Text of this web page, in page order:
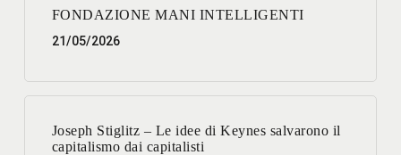
FONDAZIONE MANI INTELLIGENTI
21/05/2026
Joseph Stiglitz – Le idee di Keynes salvarono il
capitalismo dai capitalisti